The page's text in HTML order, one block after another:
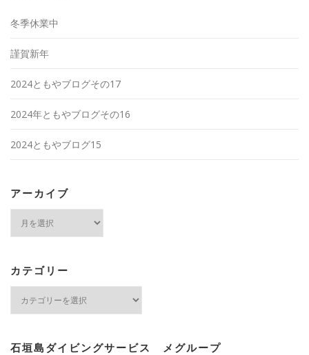
冬季休業中
謹賀新年
2024ともやブログその17
2024年ともやブログその16
2024ともやブログ15
アーカイブ
ブ
カテゴリー
ー
石垣島ダイビングサービス メグループ